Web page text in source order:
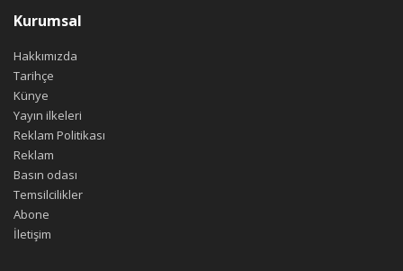
Kurumsal
Hakkımızda
Tarihçe
Künye
Yayın ilkeleri
Reklam Politikası
Reklam
Basın odası
Temsilcilikler
Abone
İletişim